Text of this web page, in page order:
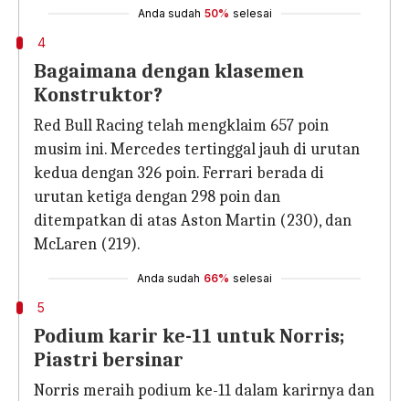
Anda sudah 50% selesai
4
Bagaimana dengan klasemen
Konstruktor?
Red Bull Racing telah mengklaim 657 poin
musim ini. Mercedes tertinggal jauh di urutan
kedua dengan 326 poin. Ferrari berada di
urutan ketiga dengan 298 poin dan
ditempatkan di atas Aston Martin (230), dan
McLaren (219).
Anda sudah 66% selesai
5
Podium karir ke-11 untuk Norris;
Piastri bersinar
Norris meraih podium ke-11 dalam karirnya dan